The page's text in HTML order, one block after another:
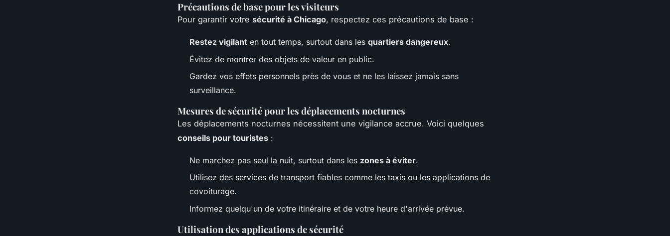
Précautions de base pour les visiteurs
Pour garantir votre sécurité à Chicago, respectez ces précautions de base :
Restez vigilant en tout temps, surtout dans les quartiers dangereux.
Évitez de montrer des objets de valeur en public.
Gardez vos effets personnels près de vous et ne les laissez jamais sans
surveillance.
Mesures de sécurité pour les déplacements nocturnes
Les déplacements nocturnes nécessitent une vigilance accrue. Voici quelques
conseils pour touristes :
Ne marchez pas seul la nuit, surtout dans les zones à éviter.
Utilisez des services de transport fiables comme les taxis ou les applications de
covoiturage.
Informez quelqu'un de votre itinéraire et de votre heure d'arrivée prévue.
Utilisation des applications de sécurité